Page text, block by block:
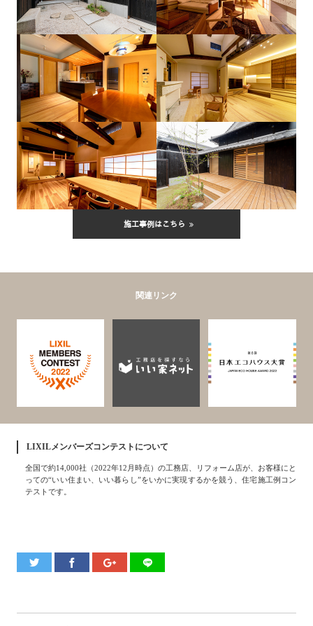
施工事例はこちら
関連リンク
LIXILメンバーズコンテストについて
全国で約14,000社（2022年12月時点）の工務店、リフォーム店が、お客様にと
っての“いい住まい、いい暮らし”をいかに実現するかを競う、住宅施工例コン
テストです。